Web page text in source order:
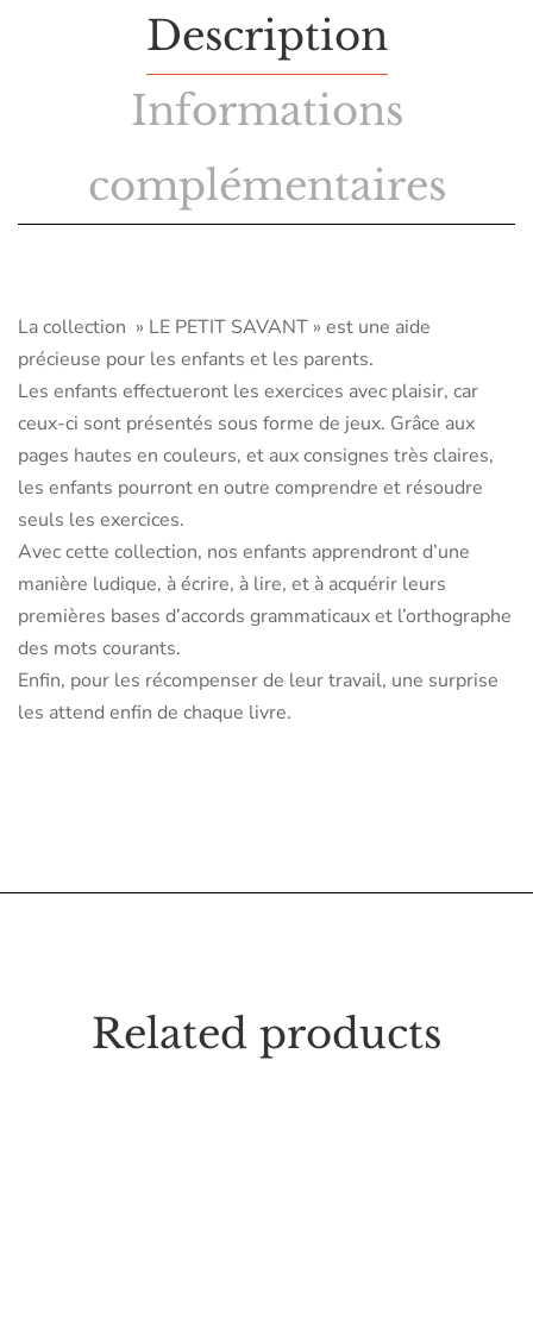
Description
Informations
complémentaires
La collection » LE PETIT SAVANT » est une aide
précieuse pour les enfants et les parents.
Les enfants effectueront les exercices avec plaisir, car
ceux-ci sont présentés sous forme de jeux. Grâce aux
pages hautes en couleurs, et aux consignes très claires,
les enfants pourront en outre comprendre et résoudre
seuls les exercices.
Avec cette collection, nos enfants apprendront d’une
manière ludique, à écrire, à lire, et à acquérir leurs
premières bases d’accords grammaticaux et l’orthographe
des mots courants.
Enfin, pour les récompenser de leur travail, une surprise
les attend enfin de chaque livre.
Related products